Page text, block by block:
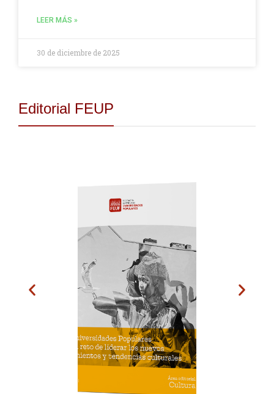
LEER MÁS »
30 de diciembre de 2025
Editorial FEUP